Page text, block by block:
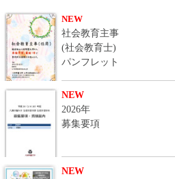
NEW
社会教育主事
(社会教育士)
パンフレット
NEW
2026年
募集要項
NEW